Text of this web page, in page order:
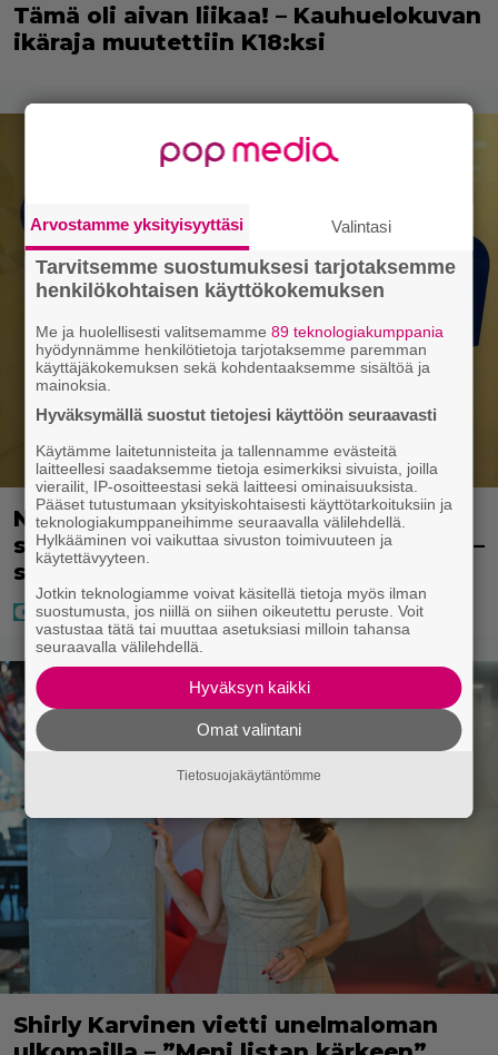
Tämä oli aivan liikaa! – Kauhuelokuvan
ikäraja muutettiin K18:ksi
Naiselle kerrottiin aggressiivisesta
syövästä ja häneltä poistettiin kohtu –
sitten tapahtui jotain yllättävää
Shirly Karvinen vietti unelmaloman
Arvostamme yksityisyyttäsi Valintasi
Tarvitsemme suostumuksesi tarjotaksemme
henkilökohtaisen käyttökokemuksen
Me ja huolellisesti valitsemamme89 teknologiakumppania
hyödynnämme henkilötietoja tarjotaksemme paremman
käyttäjäkokemuksen sekä kohdentaaksemme sisältöä ja
mainoksia.
Hyväksymällä suostut tietojesi käyttöön seuraavasti
Käytämme laitetunnisteita ja tallennamme evästeitä
laitteellesi saadaksemme tietoja esimerkiksi sivuista, joilla
vierailit, IP-osoitteestasi sekä laitteesi ominaisuuksista.
Pääset tutustumaan yksityiskohtaisesti käyttötarkoituksiin ja
teknologiakumppaneihimme seuraavalla välilehdellä.
Hylkääminen voi vaikuttaa sivuston toimivuuteen ja
käytettävyyteen.
Jotkin teknologiamme voivat käsitellä tietoja myös ilman
suostumusta, jos niillä on siihen oikeutettu peruste. Voit
vastustaa tätä tai muuttaa asetuksiasi milloin tahansa
seuraavalla välilehdellä.
Hyväksyn kaikki
Omat valintani
Tietosuojakäytäntömme